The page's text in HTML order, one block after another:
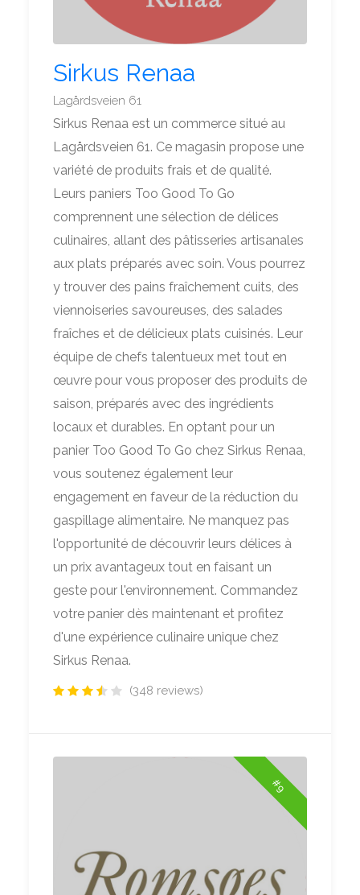
Sirkus Renaa
Lagårdsveien 61
Sirkus Renaa est un commerce situé au
Lagårdsveien 61. Ce magasin propose une
variété de produits frais et de qualité.
Leurs paniers Too Good To Go
comprennent une sélection de délices
culinaires, allant des pâtisseries artisanales
aux plats préparés avec soin. Vous pourrez
y trouver des pains fraîchement cuits, des
viennoiseries savoureuses, des salades
fraîches et de délicieux plats cuisinés. Leur
équipe de chefs talentueux met tout en
œuvre pour vous proposer des produits de
saison, préparés avec des ingrédients
locaux et durables. En optant pour un
panier Too Good To Go chez Sirkus Renaa,
vous soutenez également leur
engagement en faveur de la réduction du
gaspillage alimentaire. Ne manquez pas
l'opportunité de découvrir leurs délices à
un prix avantageux tout en faisant un
geste pour l'environnement. Commandez
votre panier dès maintenant et profitez
d'une expérience culinaire unique chez
Sirkus Renaa.
(348 reviews)
#9